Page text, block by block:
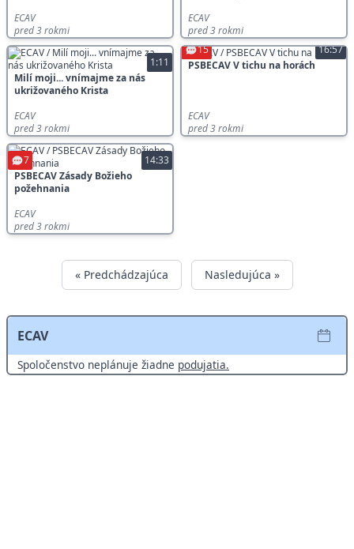
ECAV
pred 3 rokmi
ECAV
pred 3 rokmi
1:11
Milí moji... vnímajme za nás
ukrižovaného Krista
ECAV
pred 3 rokmi
16:57
15
PSBECAV V tichu na horách
ECAV
pred 3 rokmi
14:33
7
PSBECAV Zásady Božieho
požehnania
ECAV
pred 3 rokmi
« Predchádzajúca Nasledujúca »
ECAV
Spoločenstvo neplánuje žiadne podujatia.